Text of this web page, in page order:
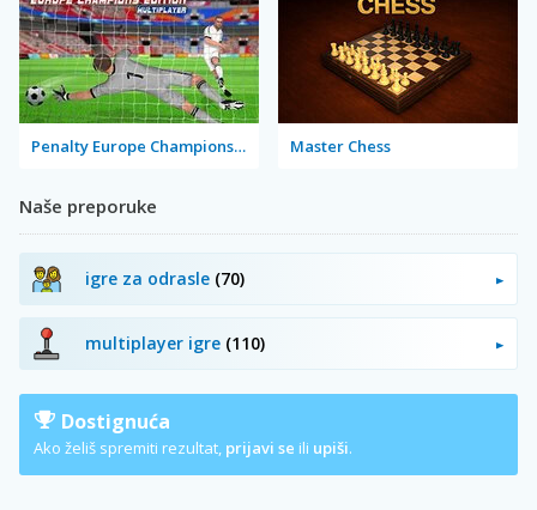
Penalty Europe Champions Edition Multiplayer Master Chess
Naše preporuke
igre za odrasle (70)
multiplayer igre (110)
Dostignuća
Ako želiš spremiti rezultat, prijavi se ili upiši.